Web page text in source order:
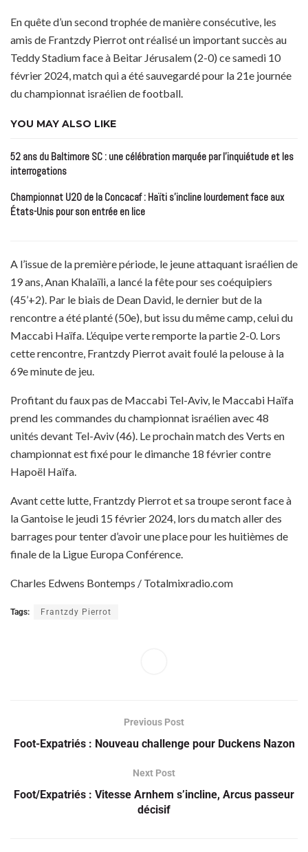
En quête d’un second trophée de manière consécutive, les
amis de Frantzdy Pierrot ont réalisé un important succès au
Teddy Stadium face à Beitar Jérusalem (2-0) ce samedi 10
février 2024, match qui a été sauvegardé pour la 21e journée
du championnat israélien de football.
YOU MAY ALSO LIKE
52 ans du Baltimore SC : une célébration marquée par l’inquiétude et les
interrogations
Championnat U20 de la Concacaf : Haïti s’incline lourdement face aux
États-Unis pour son entrée en lice
A l’issue de la première période, le jeune attaquant israélien de
19 ans, Anan Khalaïli, a lancé la fête pour ses coéquipiers
(45’+2). Par le biais de Dean David, le dernier but de la
rencontre a été planté (50e), but issu du même camp, celui du
Maccabi Haïfa. L’équipe verte remporte la partie 2-0. Lors
cette rencontre, Frantzdy Pierrot avait foulé la pelouse à la
69e minute de jeu.
Profitant du faux pas de Maccabi Tel-Aviv, le Maccabi Haïfa
prend les commandes du championnat israélien avec 48
unités devant Tel-Aviv (46). Le prochain match des Verts en
championnat est fixé pour le dimanche 18 février contre
Hapoël Haïfa.
Avant cette lutte, Frantzdy Pierrot et sa troupe seront face à
la Gantoise le jeudi 15 février 2024, lors du match aller des
barrages pour tenter d’avoir une place pour les huitièmes de
finale de la Ligue Europa Conférence.
Charles Edwens Bontemps / Totalmixradio.com
Tags: Frantzdy Pierrot
Previous Post
Foot-Expatriés : Nouveau challenge pour Duckens Nazon
Next Post
Foot/Expatriés : Vitesse Arnhem s’incline, Arcus passeur
décisif